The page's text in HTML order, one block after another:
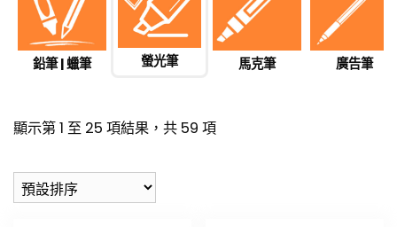
鉛筆 | 蠟筆 螢光筆 馬克筆 廣告筆
顯示第 1 至 25 項結果，共 59 項